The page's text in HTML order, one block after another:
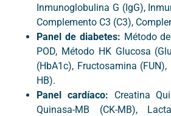
Inmunoglobulina G (IgG),
Complemento C3 (C3),
Panel de diabetes: Método
POD, Método HK Glucosa
(HbA1c), Fructosamina
HB).
Panel cardíaco: Creatina
Quinasa-MB (CK-MB),